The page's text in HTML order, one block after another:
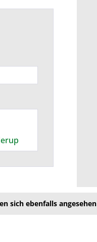
sich ebenfalls angesehen